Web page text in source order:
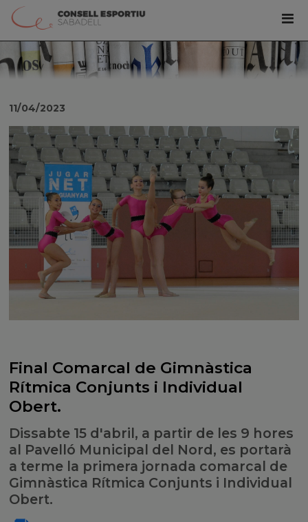
Final Comarcal de Gimnàstica
Rítmica Conjunts i Individual
Obert.
Dissabte 15 d'abril, a partir de les 9 hores
al Pavelló Municipal del Nord, es portarà
a terme la primera jornada comarcal de
Gimnàstica Rítmica Conjunts i Individual
Obert.
11/04/2023